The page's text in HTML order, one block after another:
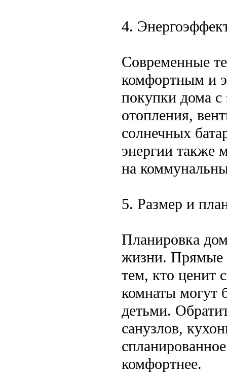
4.
Современные
комфортным и
покупки дома
отопления,
солнечных
энергии также
на
5. Размер и
Планировка
жизни. Прямые
тем, кто ценит
комнаты могут
детьми.
санузлов,
комфортнее.